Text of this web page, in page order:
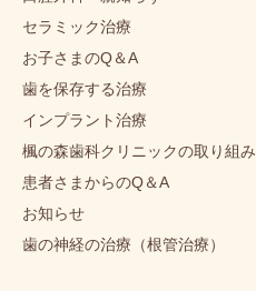
セラミック治療
お子さまのQ＆A
歯を保存する治療
インプラント治療
楓の森歯科クリニックの取り組み
患者さまからのQ＆A
お知らせ
歯の神経の治療（根管治療）